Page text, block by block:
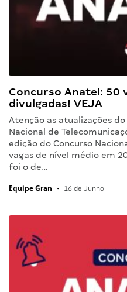
Concurso Anatel: 50
divulgadas! VEJA
Atenção as atualizações
Nacional de
edição do Concurso
vagas de nível médio em
foi o de…
Equipe Gran • 16 de Junho